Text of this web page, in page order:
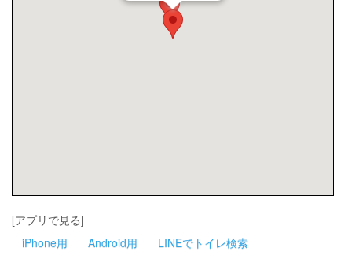
[アプリで見る]
iPhone用
Android用 LINEでトイレ検索